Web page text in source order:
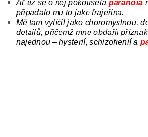
Ať už se o něj pokoušela paranoia
připadalo mu to jako frajeřina.
Mě tam vylíčil jako choromyslnou,
detailů, přičemž mne obdařil
najednou – hysterií, schizofrenií a